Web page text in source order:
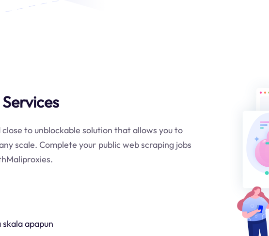
to unblockable solution that allows you to
scale. Complete your public web scraping jobs
skala apapun